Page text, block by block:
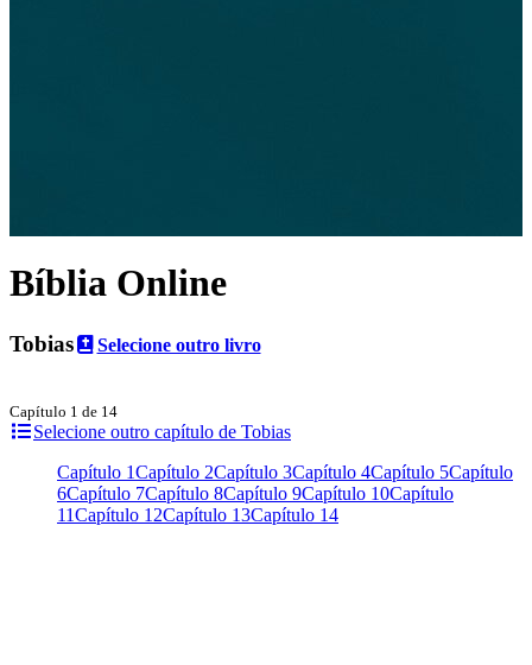
Bíblia Online
Tobias Selecione outro livro
Capítulo 1 de 14
Selecione outro capítulo de Tobias
Capítulo 1Capítulo 2Capítulo 3Capítulo 4Capítulo 5Capítulo
6Capítulo 7Capítulo 8Capítulo 9Capítulo 10Capítulo
11Capítulo 12Capítulo 13Capítulo 14